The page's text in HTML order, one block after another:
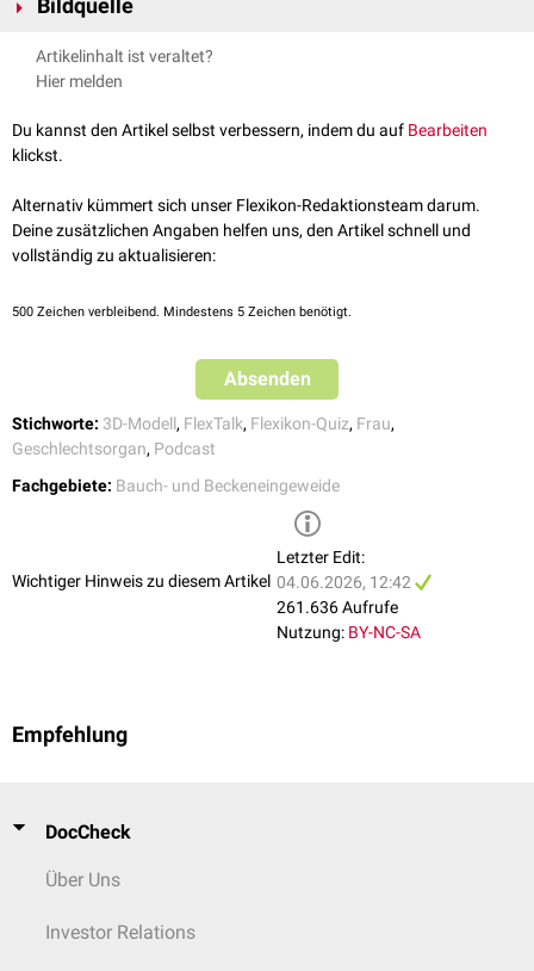
FlexTalk - Viva la Vulva: Das äußere
Bildquelle
Bildquelle Podcast: © Brigitte Tohm /
Bildquelle Flexikon-Quiz: © Kate Bezzubets /
Artikelinhalt ist veraltet?
Hier melden
Du kannst den Artikel selbst verbessern, indem du auf Bearbeiten
klickst.
Alternativ kümmert sich unser Flexikon-Redaktionsteam darum.
Deine zusätzlichen Angaben helfen uns, den Artikel schnell und
vollständig zu aktualisieren:
500 Zeichen verbleibend. Mindestens 5 Zeichen benötigt.
Absenden
Stichworte: 3D-Modell, FlexTalk, Flexikon-Quiz, Frau,
Geschlechtsorgan, Podcast
Fachgebiete: Bauch- und Beckeneingeweide
Wichtiger Hinweis zu diesem Artikel
Letzter Edit:
04.06.2026, 12:42
261.636 Aufrufe
Nutzung: BY-NC-SA
Empfehlung
DocCheck
Über Uns
Investor Relations